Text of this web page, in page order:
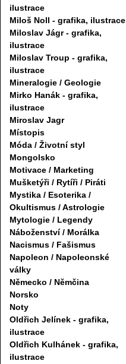
ilustrace
Miloš Noll - grafika, ilustrace
Miloslav Jágr - grafika,
ilustrace
Miloslav Troup - grafika,
ilustrace
Mineralogie / Geologie
Mirko Hanák - grafika,
ilustrace
Miroslav Jagr
Místopis
Móda / Životní styl
Mongolsko
Motivace / Marketing
Mušketýři / Rytíři / Piráti
Mystika / Esoterika /
Okultismus / Astrologie
Mytologie / Legendy
Náboženství / Morálka
Nacismus / Fašismus
Napoleon / Napoleonské
války
Německo / Němčina
Norsko
Noty
Oldřich Jelínek - grafika,
ilustrace
Oldřich Kulhánek - grafika,
ilustrace